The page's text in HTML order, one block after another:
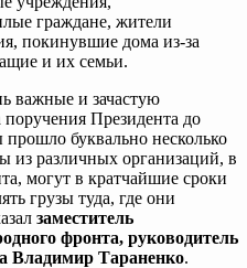
граждане, жители
покинувшие дома из-за
и их семьи.
важные и зачастую
Президента до
буквально несколько
из различных организаций, в
могут в кратчайшие сроки
грузы туда, где они
заместитель
фронта, руководитель
Владимир Тараненко.